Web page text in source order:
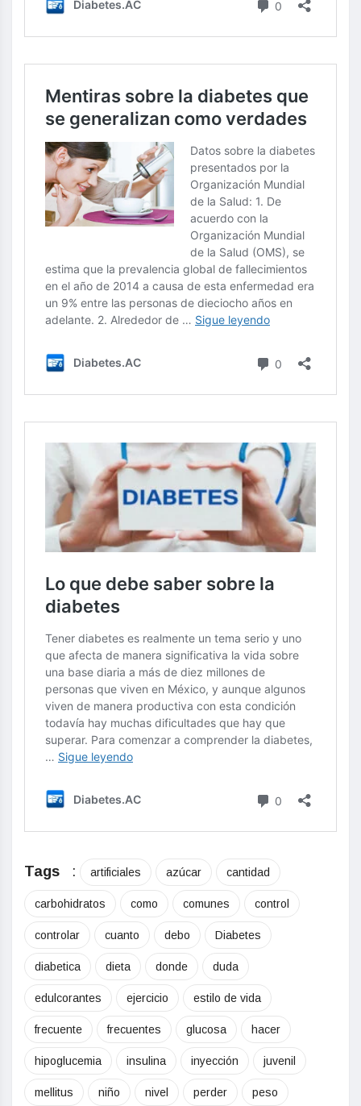
Tags : artificiales azúcar cantidad
carbohidratos como comunes control
controlar cuanto debo Diabetes
diabetica dieta donde duda
edulcorantes ejercicio estilo de vida
frecuente frecuentes glucosa hacer
hipoglucemia insulina inyección juvenil
mellitus niño nivel perder peso